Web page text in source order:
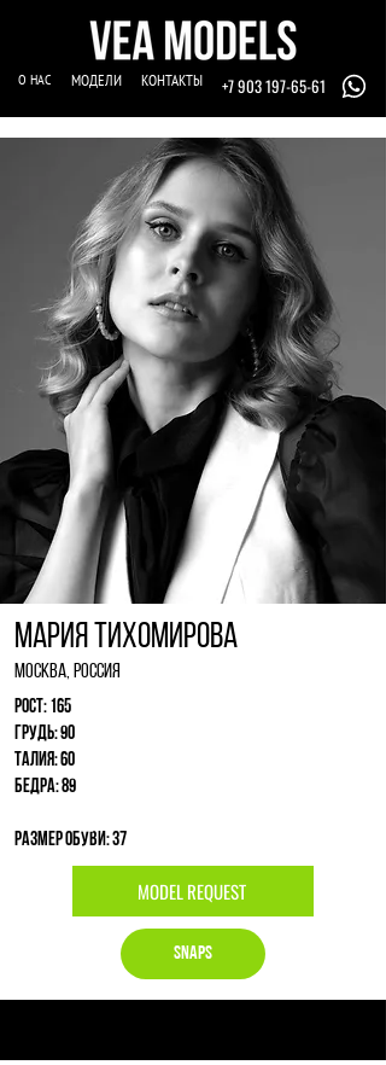
О НАС МОДЕЛИ КОНТАКТЫ +7 903 197-65-61
Мария Тихомирова
Москва, Россия
Рост: 165
Грудь: 90
Талия: 60
Бедра: 89
Размер обуви: 37
MODEL REQUEST
Snaps